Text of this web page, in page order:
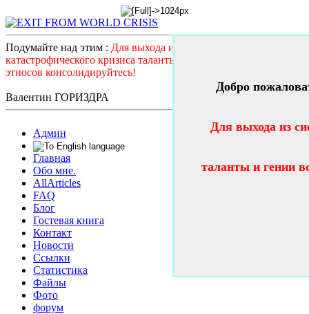
Подумайте над этим : Для выхода из системного
катастрофического кризиса таланты и гении всех стран и
этносов консолидируйтесь!
Валентин ГОРИЗДРА
Админ
Главная
Обо мне.
AllArticles
FAQ
Блог
Гостевая книга
Контакт
Новости
Ссылки
Статистика
Файлы
Фото
форум
Добро
Для выхода из
таланты и гении